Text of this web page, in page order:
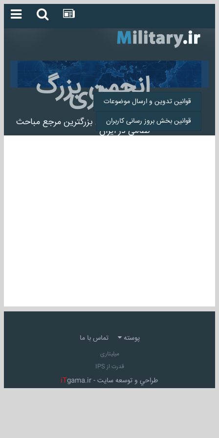
انجمن بزرگ
میلیتاری
انجمن میلیتاری بزرگترین مرجع مباحث
نظامی در ایران
قوانین تدوین و ارسال موضوعات
قوانین بخش بروز رسانی کاربران
پوسته تماس با ما
میلیتاری
قدرت از IPS
طراحي و توسعه سايت - iTgama.ir